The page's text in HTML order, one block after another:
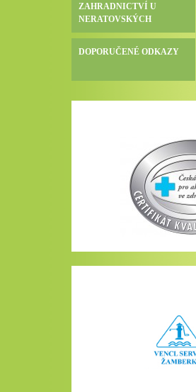
ZAHRADNICTVÍ U
NERATOVSKÝCH
DOPORUČENÉ ODKAZY